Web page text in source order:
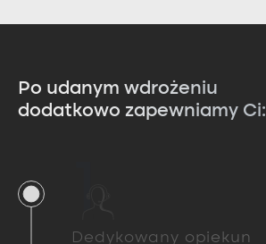
Po udanym wdrożeniu
dodatkowo zapewniamy Ci:
Dedykowany opiekun